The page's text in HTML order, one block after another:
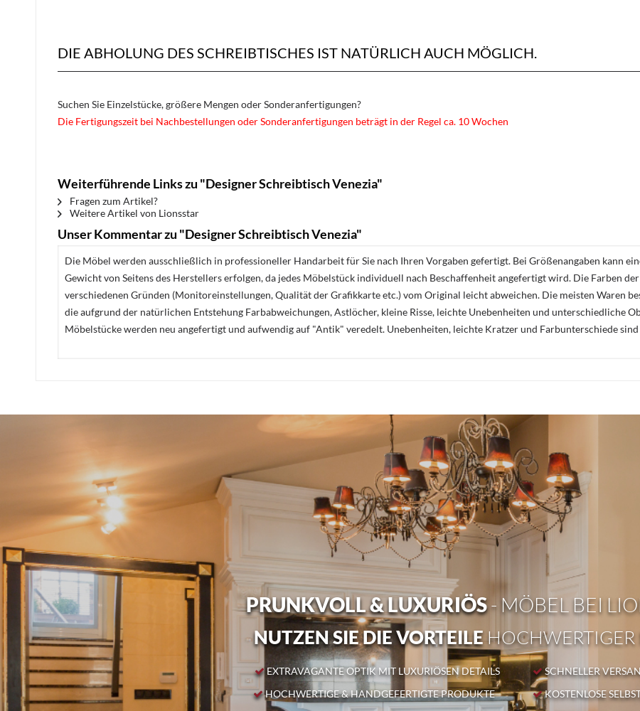
DIE ABHOLUNG DES SCHREIBTISCHES IST NATÜRLICH AUCH MÖGLICH.
Suchen Sie Einzelstücke, größere Mengen oder Sonderanfertigungen?
Die Fertigungszeit bei Nachbestellungen oder Sonderanfertigungen beträgt in der Regel ca. 10 Wochen
Weiterführende Links zu "Designer Schreibtisch Venezia"
Fragen zum Artikel?
Weitere Artikel von Lionsstar
Unser Kommentar zu "Designer Schreibtisch Venezia"
Die Möbel werden ausschließlich in professioneller Handarbeit für Sie nach Ihren Vorgaben gefertigt. Bei Größenangaben kann
Gewicht von Seitens des Herstellers erfolgen, da jedes Möbelstück individuell nach Beschaffenheit angefertigt wird. Die Farben
verschiedenen Gründen (Monitoreinstellungen, Qualität der Grafikkarte etc.) vom Original leicht abweichen. Die meisten Waren
die aufgrund der natürlichen Entstehung Farbabweichungen, Astlöcher, kleine Risse, leichte Unebenheiten und unterschiedliche
Möbelstücke werden neu angefertigt und aufwendig auf "Antik" veredelt. Unebenheiten, leichte Kratzer und Farbunterschiede
PRUNKVOLL & LUXURIÖS- MÖBEL BEI
NUTZEN SIE DIE VORTEILEHOCHWERTIGER
EXTRAVAGANTE OPTIK MIT LUXURIÖSEN DETAILS
HOCHWERTIGE & HANDGEFERTIGTE PRODUKTE
SCHNELLER
KOSTENLOSE